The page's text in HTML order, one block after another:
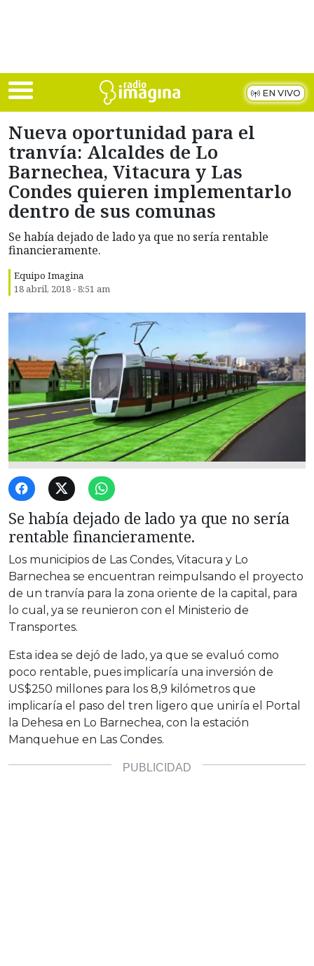
EN VIVO
Nueva oportunidad para el
tranvía: Alcaldes de Lo
Barnechea, Vitacura y Las
Condes quieren implementarlo
dentro de sus comunas
Se había dejado de lado ya que no sería rentable
financieramente.
Equipo Imagina
18 abril, 2018 - 8:51 am
Se había dejado de lado ya que no sería
rentable financieramente.
Los municipios de Las Condes, Vitacura y Lo
Barnechea se encuentran reimpulsando el proyecto
de un tranvía para la zona oriente de la capital, para
lo cual, ya se reunieron con el Ministerio de
Transportes.
Esta idea se dejó de lado, ya que se evaluó como
poco rentable, pues implicaría una inversión de
US$250 millones para los 8,9 kilómetros que
implicaría el paso del tren ligero que uniría el Portal
la Dehesa en Lo Barnechea, con la estación
Manquehue en Las Condes.